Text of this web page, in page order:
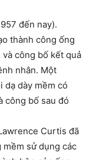
đến nay).
thành công ống
và công bố kết quả
nhân. Một
dạ dày mềm có
công bố sau đó
Curtis đã
sử dụng các